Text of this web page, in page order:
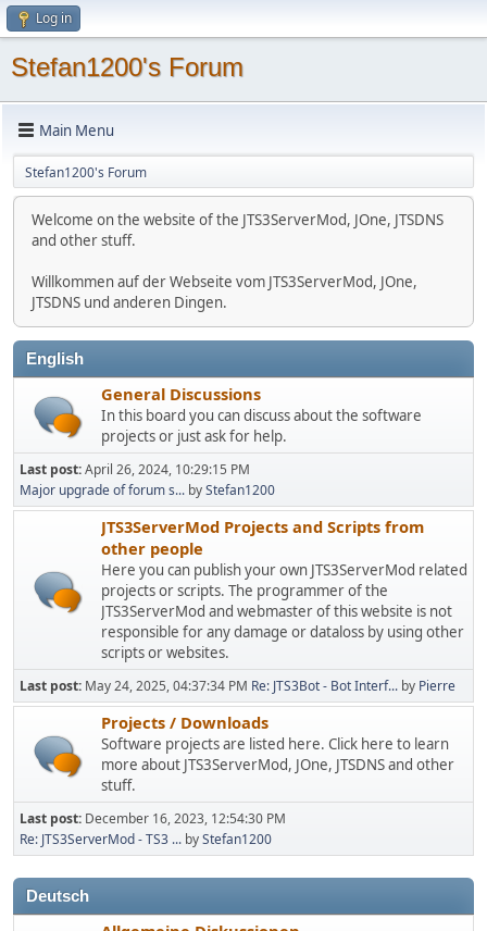
Log in
Stefan1200's Forum
Main Menu
Stefan1200's Forum
Welcome on the website of the JTS3ServerMod, JOne, JTSDNS
and other stuff.
Willkommen auf der Webseite vom JTS3ServerMod, JOne,
JTSDNS und anderen Dingen.
English
General Discussions
In this board you can discuss about the software
projects or just ask for help.
Last post:April 26, 2024, 10:29:15 PM
Major upgrade of forum s... byStefan1200
JTS3ServerMod Projects and Scripts from
other people
Here you can publish your own JTS3ServerMod related
projects or scripts. The programmer of the
JTS3ServerMod and webmaster of this website is not
responsible for any damage or dataloss by using other
scripts or websites.
Last post: May 24, 2025, 04:37:34 PM Re: JTS3Bot - Bot Interf... by Pierre
Projects / Downloads
Software projects are listed here. Click here to learn
more about JTS3ServerMod, JOne, JTSDNS and other
stuff.
Last post: December 16, 2023, 12:54:30 PM
Re: JTS3ServerMod - TS3 ... byStefan1200
Deutsch